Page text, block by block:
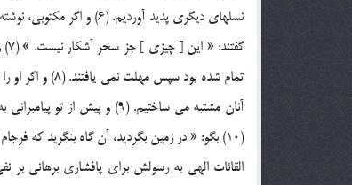
نسلهاي ديگري پديد
تمام شده بود
آنان مشتبه مي ساختيم. (9) و
(10) بگو: « در زمين بگرديد، آن گاه بنگريد که فرجام تکذيب کنندگان چگونه بوده است؟ » (11)
القائات الهي به رسولش براي پافشاري برهاني بر